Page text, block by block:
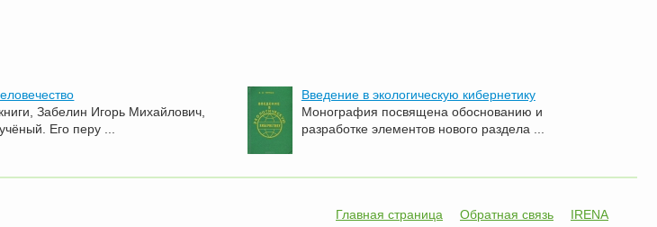
Забелин Игорь Михайлович,
Его перу ...
Введение в экологическую кибернетику
Монография посвящена обоснованию и
разработке элементов нового раздела ...
Главная страница Обратная связь IRENA